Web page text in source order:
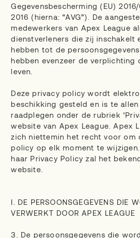
Gegevensbescherming (EU)
2016 (hierna: “AVG”). De
medewerkers van Apex League
dienstverleners die zij inschakelt
hebben tot de
hebben evenzeer de verplichting
leven.
Deze privacy policy wordt
beschikking gesteld en is te
raadplegen onder de rubriek
website van Apex League. Apex
zich niettemin het recht voor om
policy op elk moment te
haar Privacy Policy zal het
website.
I. DE PERSOONSGEGEVENS DIE
VERWERKT DOOR APEX LEAGUE
3. De persoonsgegevens die